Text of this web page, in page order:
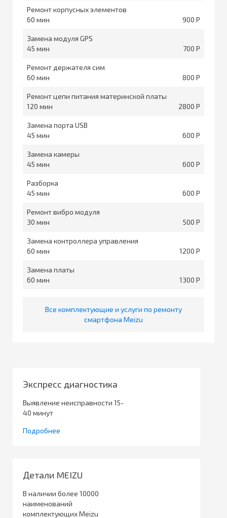
Ремонт корпусных элементов
60
900
Замена модуля GPS
45
700
Ремонт держателя сим
60
800
Ремонт цепи питания материнской платы
120
2800
Замена порта USB
45
600
Замена камеры
45
600
Разборка
45
600
Ремонт вибро модуля
30
500
Замена контроллера управления
60
1200
Замена платы
60
1300
Все комплектующие и услуги по ремонту
смартфона Meizu
Экспресс диагностика
Выявление неисправности 15-
40 минут
Подробнее
Детали MEIZU
В наличии более 10000
наименований
комплектующих Meizu